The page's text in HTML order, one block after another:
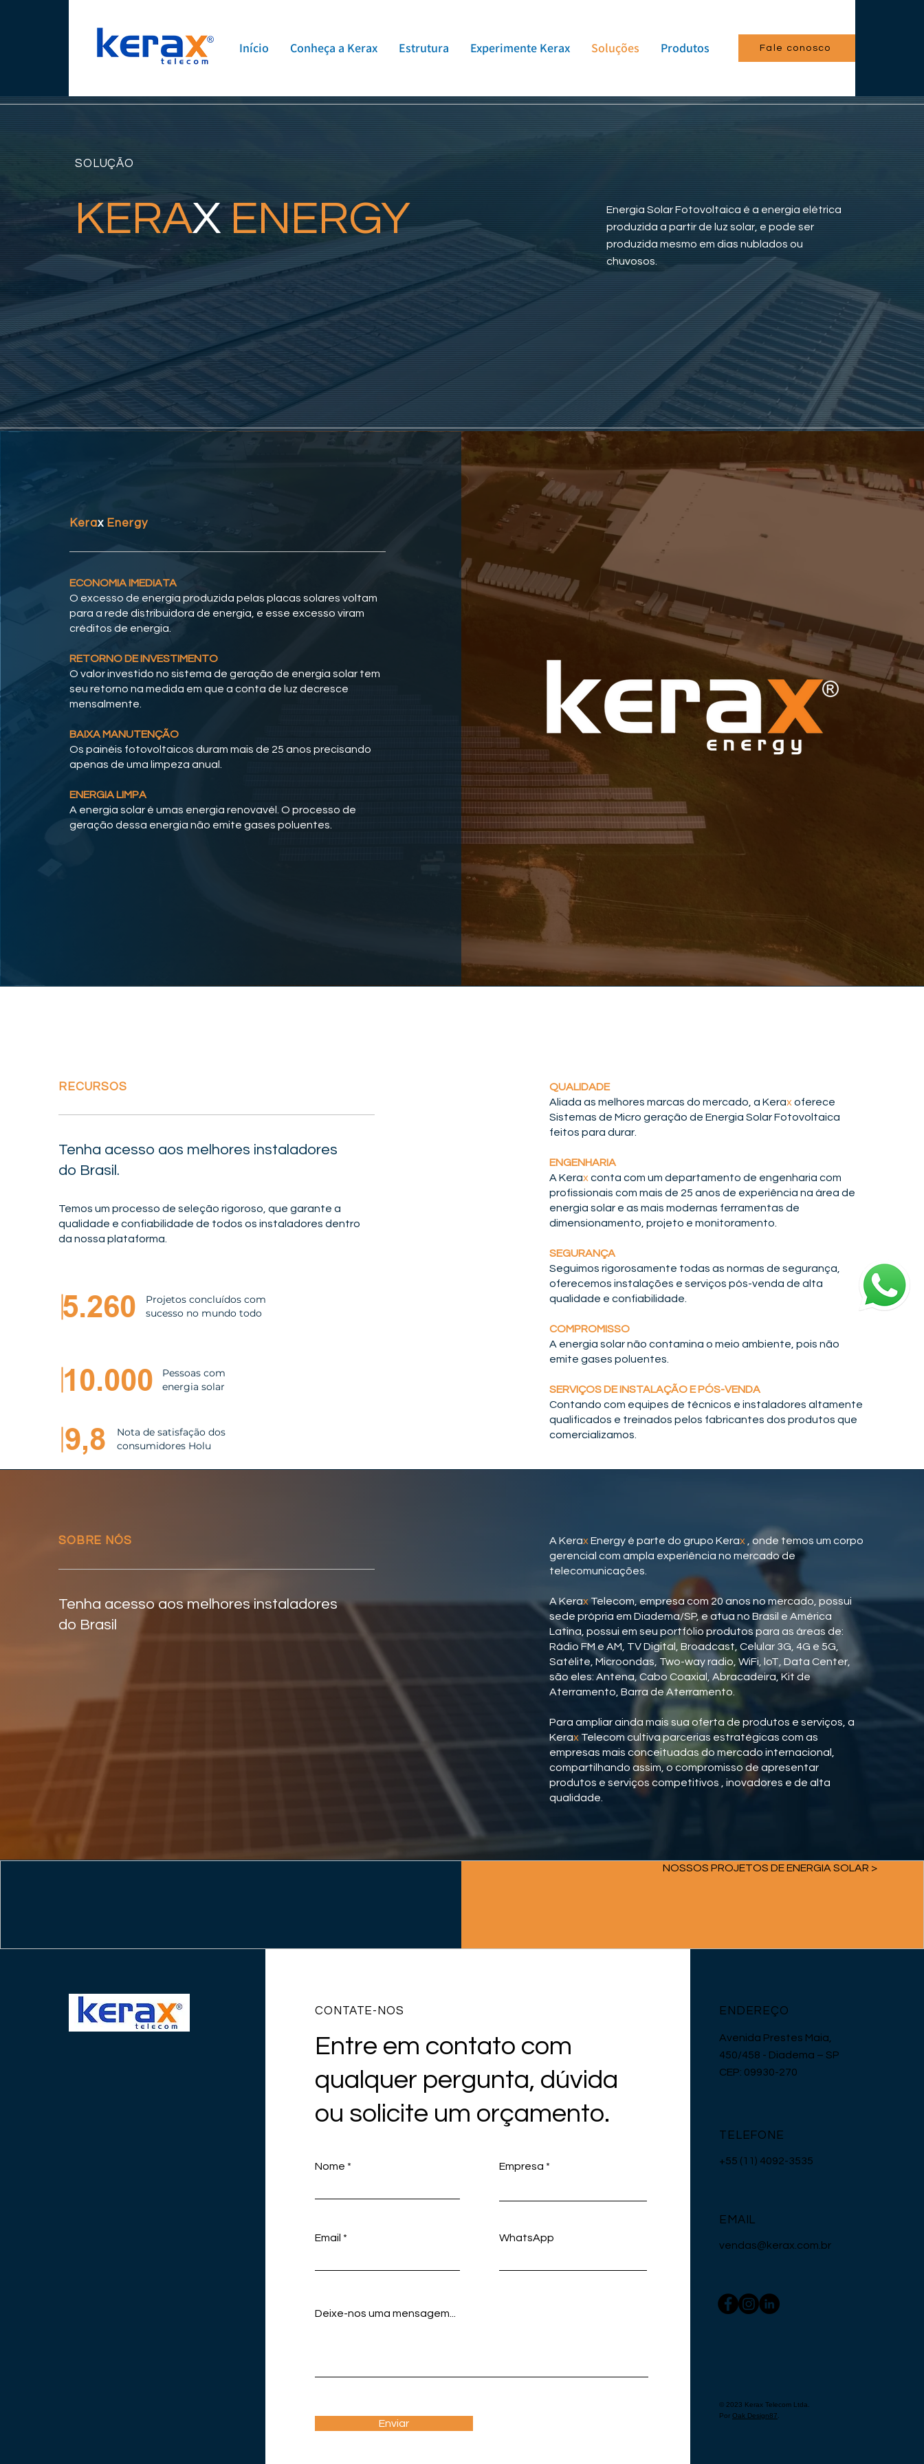
Início Conheça a Kerax Estrutura Experimente Kerax Soluções Produtos Fale conosco
SOLUÇÃO
KERAXENERGY
Energia Solar Fotovoltaica é a energia elétrica
produzida a partir de luz solar, e pode ser
produzida mesmo em dias nublados ou
chuvosos.
KeraxEnergy
ECONOMIA IMEDIATA
O excesso de energia produzida pelas placas solares voltam
para a rede distribuidora de energia, e esse excesso viram
créditos de energia.
RETORNO DE INVESTIMENTO
O valor investido no sistema de geração de energia solar tem
seu retorno na medida em que a conta de luz decresce
mensalmente.
BAIXA MANUTENÇÃO
Os painéis fotovoltaicos duram mais de 25 anos precisando
apenas de uma limpeza anual.
ENERGIA LIMPA
A energia solar é umas energia renovavél. O processo de
geração dessa energia não emite gases poluentes.
RECURSOS
Tenha acesso aos melhores instaladores
do Brasil.
Temos um processo de seleção rigoroso, que garante a
qualidade e confiabilidade de todos os instaladores dentro
da nossa plataforma.
5.260
Projetos concluídos com
sucesso no mundo todo
10.000
Pessoas com
energia solar
9,8
Nota de satisfação dos
consumidores Holu
QUALIDADE
Aliada as melhores marcas do mercado, a Keraxoferece
Sistemas de Micro geração de Energia Solar Fotovoltaica
feitos para durar.
ENGENHARIA
A Keraxconta com um departamento de engenharia com
profissionais com mais de 25 anos de experiência na área de
energia solar e as mais modernas ferramentas de
dimensionamento, projeto e monitoramento.
SEGURANÇA
Seguimos rigorosamente todas as normas de segurança,
oferecemos instalações e serviços pós-venda de alta
qualidade e confiabilidade.
COMPROMISSO
A energia solar não contamina o meio ambiente, pois não
emite gases poluentes.
SERVIÇOS DE INSTALAÇÃO E PÓS-VENDA
Contando com equipes de técnicos e instaladores altamente
qualificados e treinados pelos fabricantes dos produtos que
comercializamos.
SOBRE NÓS
Tenha acesso aos melhores instaladores
do Brasil
A KeraxEnergy é parte do grupo Kerax , onde temos um corpo
gerencial com ampla experiência no mercado de
telecomunicações.
A KeraxTelecom, empresa com 20 anos no mercado, possui
sede própria em Diadema/SP, e atua no Brasil e América
Latina, possui em seu portfólio produtos para as áreas de:
Rádio FM e AM, TV Digital, Broadcast, Celular 3G, 4G e 5G,
Satélite, Microondas, Two-way radio, WiFi, loT, Data Center,
são eles: Antena, Cabo Coaxial, Abracadeira, Kit de
Aterramento, Barra de Aterramento.
Para ampliar ainda mais sua oferta de produtos e serviços, a
Kerax Telecom cultiva parcerias estratégicas com as
empresas mais conceituadas do mercado internacional,
compartilhando assim, o compromisso de apresentar
produtos e serviços competitivos , inovadores e de alta
qualidade.
NOSSOS PROJETOS DE ENERGIA SOLAR >
CONTATE-NOS
Entre em contato com
qualquer pergunta, dúvida
ou solicite um orçamento.
Nome Empresa
Email WhatsApp
Deixe-nos uma mensagem...
Enviar
ENDEREÇO
Avenida Prestes Maia,
450/458 - Diadema – SP
CEP: 09930-270
TELEFONE
+55 (11) 4092-3535
EMAIL
vendas@kerax.com.br
© 2023 Kerax Telecom Ltda.
Por Oak Design87